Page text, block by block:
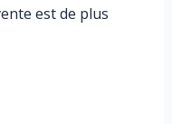
est de plus